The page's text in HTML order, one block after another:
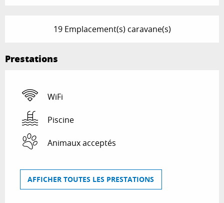
19 Emplacement(s) caravane(s)
Prestations
WiFi
Piscine
Animaux acceptés
AFFICHER TOUTES LES PRESTATIONS